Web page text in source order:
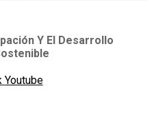
Y El Desarrollo
Youtube